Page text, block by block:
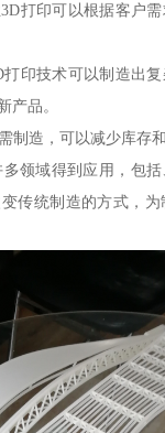
打印可以根据客户
印技术可以制造出
产品。
制造，可以减少库存
领域得到应用，包
传统制造的方式，